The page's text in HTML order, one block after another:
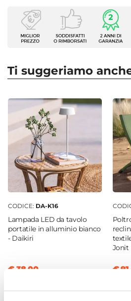
pioggia, raggi solari e
riparo sotto una copertura,
appositi dispositivi per la
utilizzare teli in cotone o
perché potrebbero
chimici aggressivi.
Caratteristiche
Serie
Jonit
Forma
Altezza
35 cm
Dimensioni
44 x 43 cm
Materiale Piano
Alluminio
Colore Piano
Alluminio
Colore Struttura
Richiudibile
Ti suggeriamo
CODICE: DA-K16
Lampada LED da tavolo
portatile in alluminio bianco
- Daikiri
€ 38,00
Jonit
€